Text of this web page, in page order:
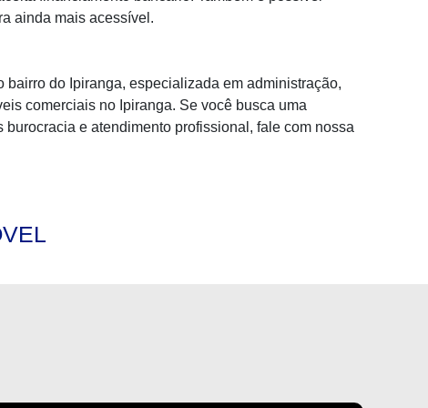
ainda mais acessível.
do Ipiranga, especializada em administração,
comerciais no Ipiranga. Se você busca uma
e atendimento profissional, fale com nossa